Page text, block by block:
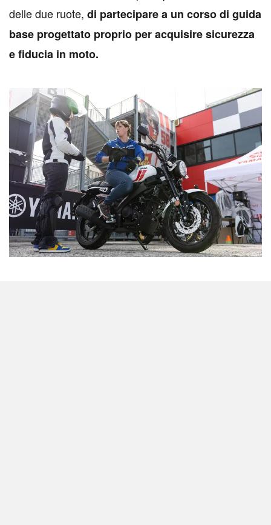
delle due ruote, di partecipare a un corso di guida
base progettato proprio per acquisire sicurezza
e fiducia in moto.